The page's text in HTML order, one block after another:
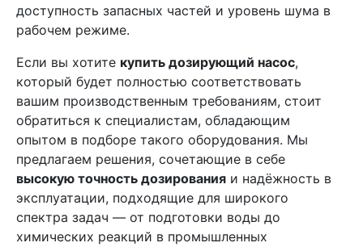
доступность запасных частей и уровень шума в
рабочем режиме.
Если вы хотите купить дозирующий насос,
который будет полностью соответствовать
вашим производственным требованиям, стоит
обратиться к специалистам, обладающим
опытом в подборе такого оборудования. Мы
предлагаем решения, сочетающие в себе
высокую точность дозирования и надёжность в
эксплуатации, подходящие для широкого
спектра задач — от подготовки воды до
химических реакций в промышленных